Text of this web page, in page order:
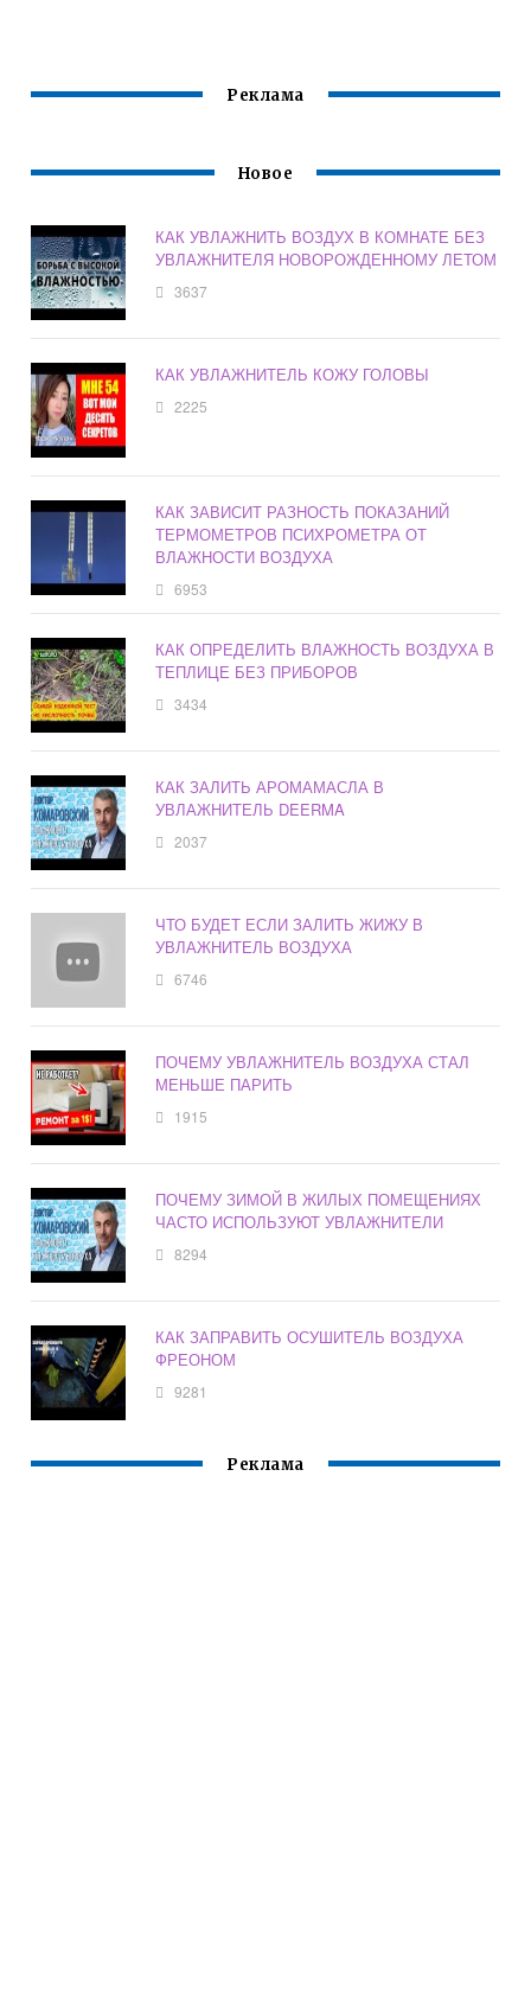
Реклама
Новое
КАК УВЛАЖНИТЬ ВОЗДУХ В КОМНАТЕ БЕЗ
УВЛАЖНИТЕЛЯ НОВОРОЖДЕННОМУ ЛЕТОМ
3637
КАК УВЛАЖНИТЕЛЬ КОЖУ ГОЛОВЫ
2225
КАК ЗАВИСИТ РАЗНОСТЬ ПОКАЗАНИЙ
ТЕРМОМЕТРОВ ПСИХРОМЕТРА ОТ
ВЛАЖНОСТИ ВОЗДУХА
6953
КАК ОПРЕДЕЛИТЬ ВЛАЖНОСТЬ ВОЗДУХА В
ТЕПЛИЦЕ БЕЗ ПРИБОРОВ
3434
КАК ЗАЛИТЬ АРОМАМАСЛА В
УВЛАЖНИТЕЛЬ DEERMA
2037
ЧТО БУДЕТ ЕСЛИ ЗАЛИТЬ ЖИЖУ В
УВЛАЖНИТЕЛЬ ВОЗДУХА
6746
ПОЧЕМУ УВЛАЖНИТЕЛЬ ВОЗДУХА СТАЛ
МЕНЬШЕ ПАРИТЬ
1915
ПОЧЕМУ ЗИМОЙ В ЖИЛЫХ ПОМЕЩЕНИЯХ
ЧАСТО ИСПОЛЬЗУЮТ УВЛАЖНИТЕЛИ
8294
КАК ЗАПРАВИТЬ ОСУШИТЕЛЬ ВОЗДУХА
ФРЕОНОМ
9281
Реклама